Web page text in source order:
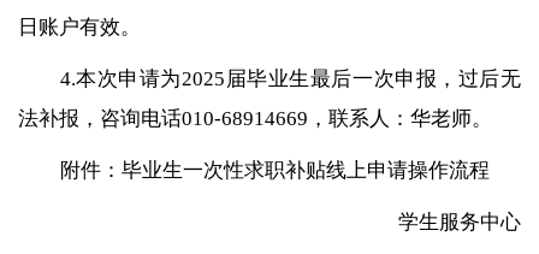
日账户有效。
4.本次申请为2025届毕业生最后一次申报，过后无
法补报，咨询电话010-68914669，联系人：华老师。
附件：毕业生一次性求职补贴线上申请操作流程
学生服务中心